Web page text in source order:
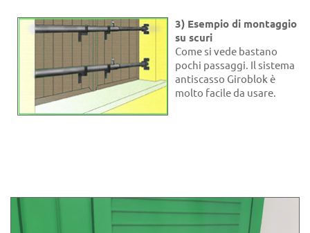
3) Esempio di montaggio
su scuri
Come si vede bastano
pochi passaggi. Il sistema
antiscasso Giroblok è
molto facile da usare.